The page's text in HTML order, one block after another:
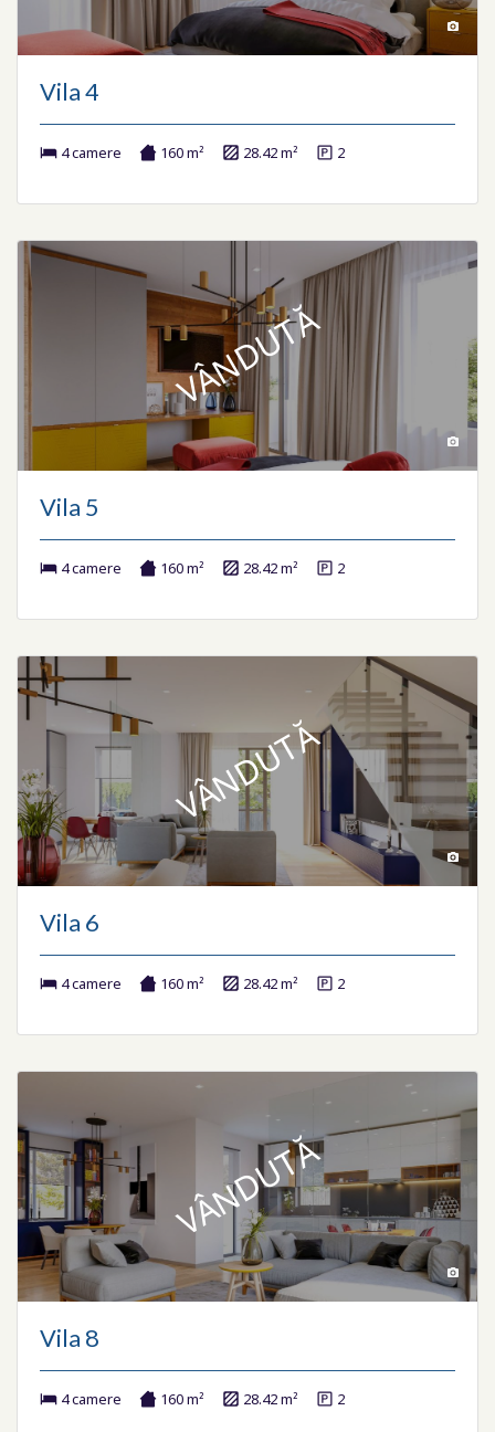
Vila 4
4 camere 160 m² 28.42 m² 2
VÂNDUTĂ
Vila 5
4 camere 160 m² 28.42 m² 2
VÂNDUTĂ
Vila 6
4 camere 160 m² 28.42 m² 2
VÂNDUTĂ
Vila 8
4 camere 160 m² 28.42 m² 2